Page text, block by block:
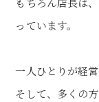
っています。
一人ひとりが経
そして、多くの